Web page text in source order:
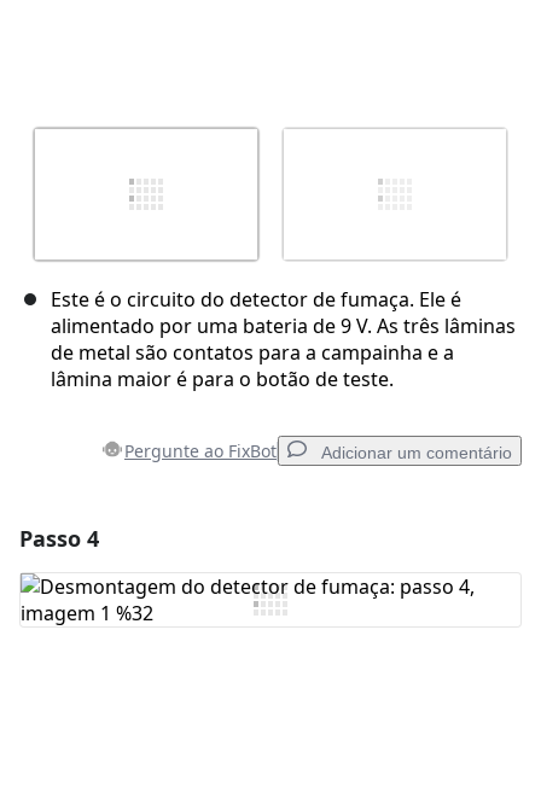
Este é o circuito do detector de fumaça. Ele é
alimentado por uma bateria de 9 V. As três lâminas
de metal são contatos para a campainha e a
lâmina maior é para o botão de teste.
Pergunte ao FixBot Adicionar um comentário
Comentar
Passo 4